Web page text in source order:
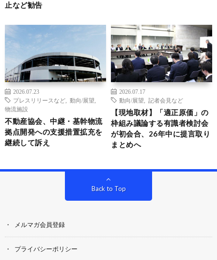
止など勧告
2026.07.23
プレスリリースなど
動向/展望
物流施設
不動産協会、中継・基幹物流
拠点開発への支援措置拡充を
継続して訴え
2026.07.17
動向/展望
記者会見など
【現地取材】「適正原価」の
枠組み議論する有識者検討会
が初会合、26年中に提言取り
まとめへ
Back to Top
メルマガ会員登録
プライバシーポリシー